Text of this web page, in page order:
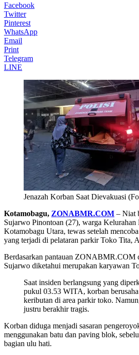
Facebook
Twitter
Pinterest
WhatsApp
Email
Print
Telegram
LINE
Jenazah Korban Saat Dievakuasi
Kotamobagu, ZONABMR.COM – Niat
Sujarwo Pinontoan (27), warga Kelurahan
Kotamobagu Utara, tewas setelah
yang terjadi di pelataran parkir Toko Tita,
Berdasarkan pantauan ZONABMR.COM
Sujarwo diketahui merupakan karyawan
Saat insiden berlangsung yang
pukul 03.53 WITA, korban
keributan di area parkir toko.
justru berakhir tragis.
Korban diduga menjadi sasaran
menggunakan batu dan paving blok,
bagian ulu hati.